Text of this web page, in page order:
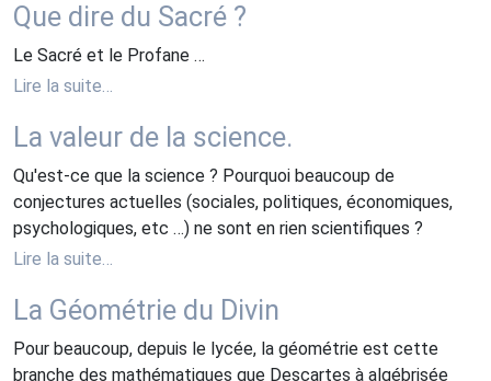
Que dire du Sacré ?
Le Sacré et le Profane …
Lire la suite…
La valeur de la science.
Qu'est-ce que la science ? Pourquoi beaucoup de
conjectures actuelles (sociales, politiques, économiques,
psychologiques, etc …) ne sont en rien scientifiques ?
Lire la suite…
La Géométrie du Divin
Pour beaucoup, depuis le lycée, la géométrie est cette
branche des mathématiques que Descartes à algébrisée